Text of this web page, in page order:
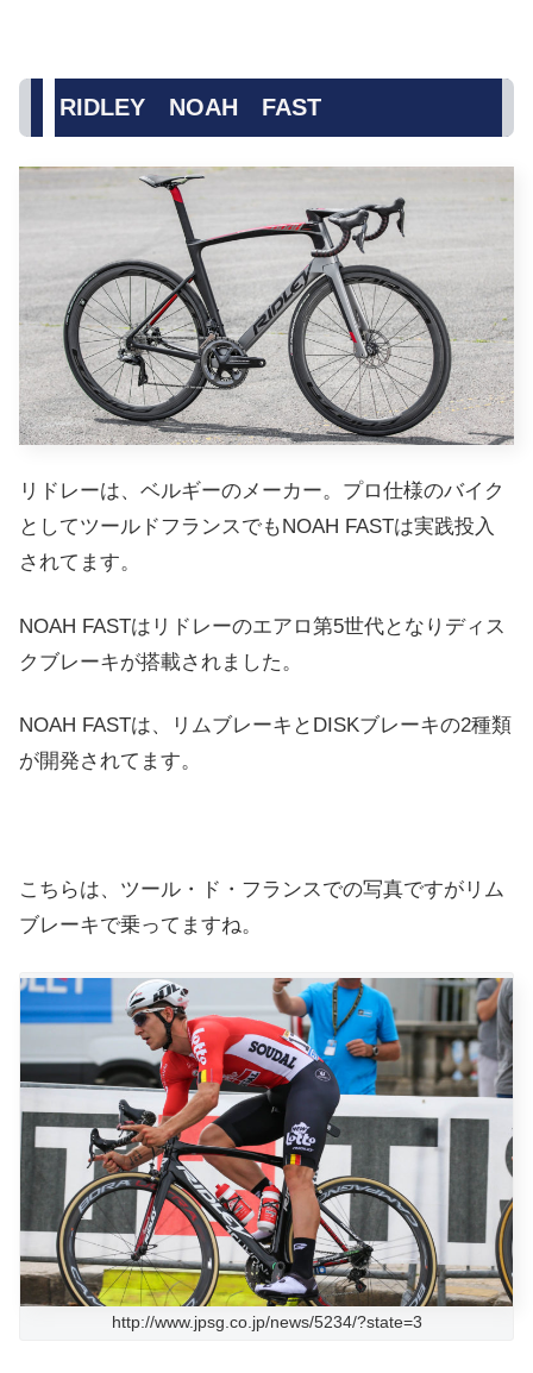
RIDLEY NOAH FAST
リドレーは、ベルギーのメーカー。プロ仕様のバイク
としてツールドフランスでもNOAH FASTは実践投入
されてます。
NOAH FASTはリドレーのエアロ第5世代となりディス
クブレーキが搭載されました。
NOAH FASTは、リムブレーキとDISKブレーキの2種類
が開発されてます。
こちらは、ツール・ド・フランスでの写真ですがリム
ブレーキで乗ってますね。
http://www.jpsg.co.jp/news/5234/?state=3